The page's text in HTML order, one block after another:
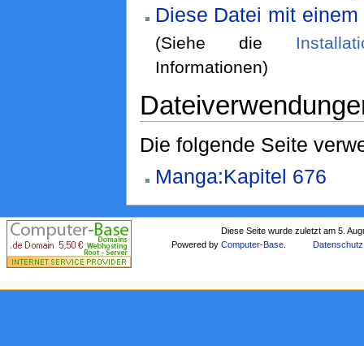
Diese Datei mit
(Siehe die
Informationen)
Die folgende Seite
Manga:Kapitel 676
Diese Seite wurde zuletzt am 5.
Powered byComputer-Base Datenschutz